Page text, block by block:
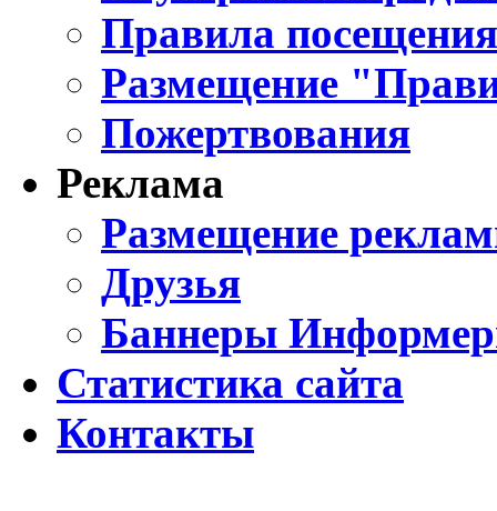
Правила
Размещение
Пожертвования
Реклама
Размещение
Друзья
Баннеры
Статистика сайта
Контакты